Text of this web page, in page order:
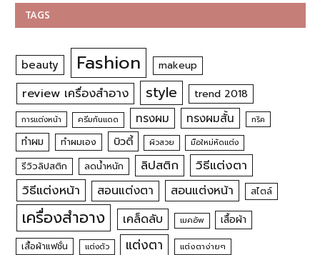
TAGS
beauty Fashion makeup
review เครื่องสำอาง style trend 2018
การแต่งหน้า ครีมกันแดด ทรงผม ทรงผมสั้น ทริค
ทำผม ทำผมเอง บิวตี้ ผิวสวย มือใหม่หัดแต่ง
รีวิวลิปสติก ลดน้ำหนัก ลิปสติก
วิธีแต่งตา
วิธีแต่งหน้า
สอนแต่งตา สอนแต่งหน้า สไตล์
เครื่องสำอาง เคล็ดลับ เมคอัพ เสื้อผ้า
เสื้อผ้าแฟชั่น แต่งตัว แต่งตา แต่งตาง่ายๆ